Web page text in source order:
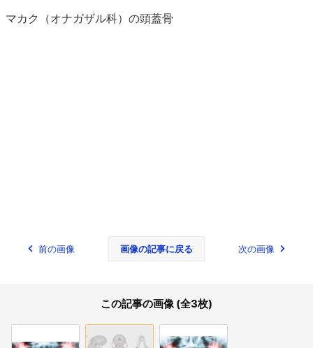
マカク（オナガザル科）の頭蓋骨
前の画像 画像の記事に戻る 次の画像
この記事の画像 (全3枚)